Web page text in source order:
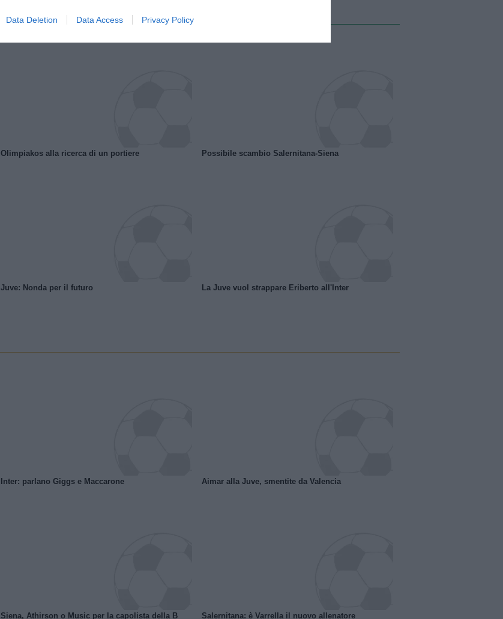
Data Deletion Data Access Privacy Policy
Olimpiakos alla ricerca di un portiere Possibile scambio Salernitana-Siena
Juve: Nonda per il futuro La Juve vuol strappare Eriberto all'Inter
Inter: parlano Giggs e Maccarone Aimar alla Juve, smentite da Valencia
Siena, Athirson o Music per la capolista della B Salernitana: è Varrella il nuovo allenatore